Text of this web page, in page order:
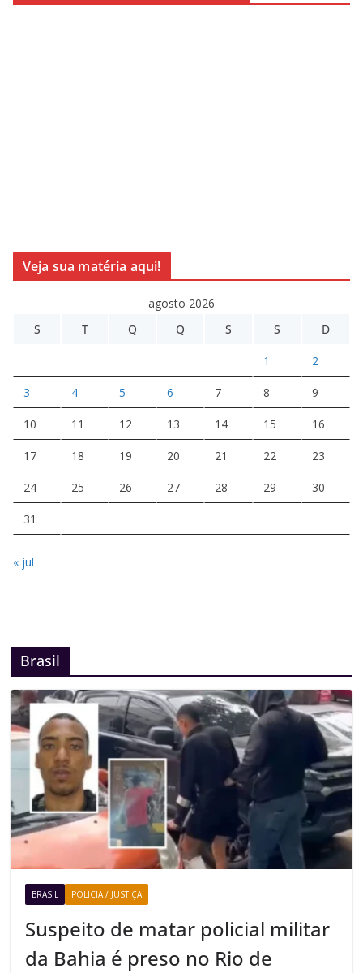
Veja sua matéria aqui!
agosto 2026
S
T Q Q S S D
1 2
3 4 5 6 7 8 9
10 11 12 13 14 15 16
17 18 19 20 21 22 23
24 25 26 27 28 29 30
31
« jul
Brasil
BRASIL POLICIA / JUSTIÇA
Suspeito de matar policial militar
da Bahia é preso no Rio de